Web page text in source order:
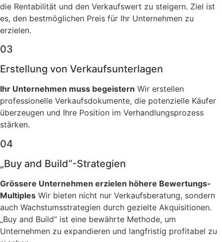
die Rentabilität und den Verkaufswert zu steigern. Ziel ist
es, den bestmöglichen Preis für Ihr Unternehmen zu
erzielen.
03
Erstellung von Verkaufsunterlagen
Ihr Unternehmen muss begeistern Wir erstellen
professionelle Verkaufsdokumente, die potenzielle Käufer
überzeugen und Ihre Position im Verhandlungsprozess
stärken.
04
„Buy and Build“-Strategien
Grössere Unternehmen erzielen höhere Bewertungs-
Multiples Wir bieten nicht nur Verkaufsberatung, sondern
auch Wachstumsstrategien durch gezielte Akquisitionen.
„Buy and Build“ ist eine bewährte Methode, um
Unternehmen zu expandieren und langfristig profitabel zu